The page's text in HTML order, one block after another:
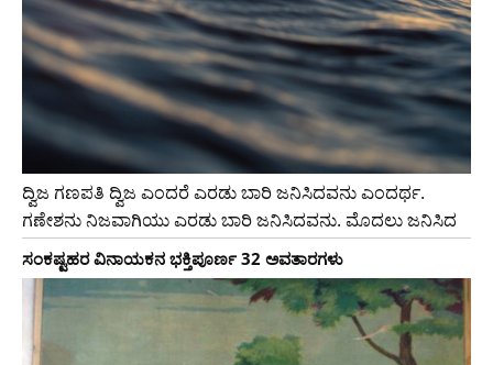
ದ್ವಿಜ ಗಣಪತಿ ದ್ವಿಜ ಎಂದರೆ ಎರಡು ಬಾರಿ ಜನಿಸಿದವನು ಎಂದರ್ಥ.
ಗಣೇಶನು ನಿಜವಾಗಿಯು ಎರಡು ಬಾರಿ ಜನಿಸಿದವನು. ಮೊದಲು ಜನಿಸಿದ
ಸಂಕಷ್ಟಹರ ವಿನಾಯಕನ ಭಕ್ತಿಪೂರ್ಣ 32 ಅವತಾರಗಳು